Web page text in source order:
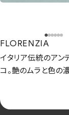
FLORENZIA
イタリア伝統のアン
コ。艶のムラと色の